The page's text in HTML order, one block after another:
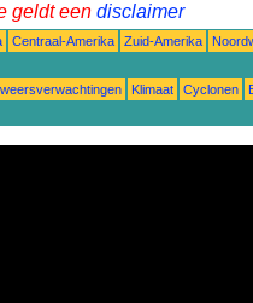
geldt een disclaimer
Centraal-Amerika Zuid-Amerika
Klimaat Cyclonen